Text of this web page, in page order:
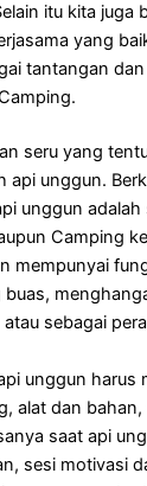
itu kita juga
yang
tantangan
seru yang
api unggun.
unggun
Camping
mempunyai
buas,
sebagai
unggun harus
alat dan
saat api
sesi motivasi